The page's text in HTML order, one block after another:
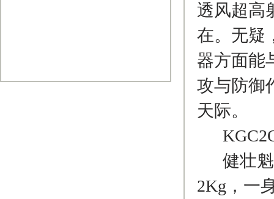
透风超高
在。无疑
器方面能
攻与防御
天际。
健壮魁
2Kg，一